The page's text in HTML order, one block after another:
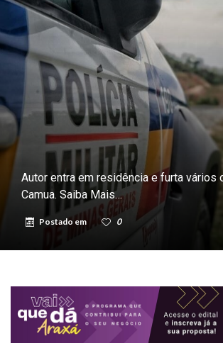
Autor entra em residência e furta vários
Camua. Saiba Mais…
Postado em 0